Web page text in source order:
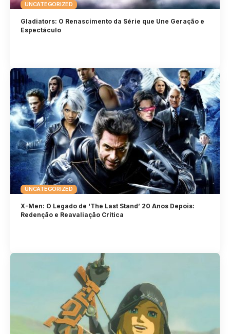
UNCATEGORIZED
Gladiators: O Renascimento da Série que Une Geração e
Espectáculo
UNCATEGORIZED
X-Men: O Legado de ‘The Last Stand’ 20 Anos Depois:
Redenção e Reavaliação Crítica